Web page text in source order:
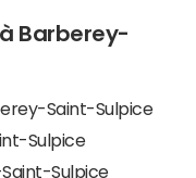
Barberey-
Saint-Sulpice
Sulpice
Sulpice